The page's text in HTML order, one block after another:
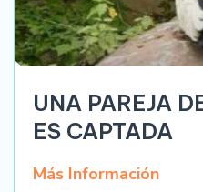
UNA PAREJA
ES CAPTADA
Más Información